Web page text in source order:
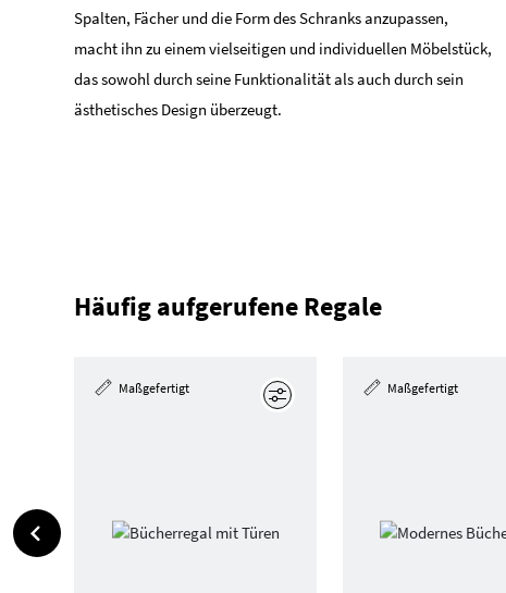
Spalten, Fächer und die Form des Schranks anzupassen,
macht ihn zu einem vielseitigen und individuellen Möbelstück,
das sowohl durch seine Funktionalität als auch durch sein
ästhetisches Design überzeugt.
Häufig aufgerufene Regale
Maßgefertigt Maßgefertigt